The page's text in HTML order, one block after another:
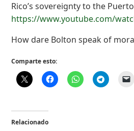
Rico’s sovereignty to the
https://www.youtube.com/
How dare Bolton speak of
Comparte esto:
Relacionado